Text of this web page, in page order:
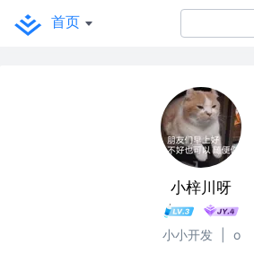
首页
小梓川呀
小小开发
o